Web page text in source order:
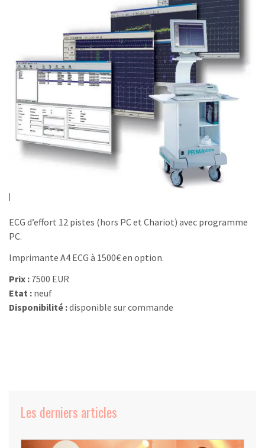
ECG d’effort 12 pistes (hors PC et Chariot) avec programme
PC.
Imprimante A4 ECG à 1500€ en option.
Prix : 7500 EUR
Etat : neuf
Disponibilité :disponible sur commande
Les derniers articles